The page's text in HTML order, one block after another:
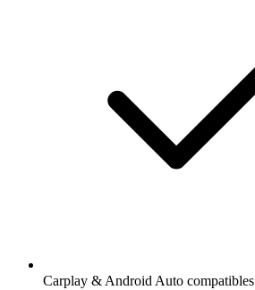
Carplay & Android Auto compatibles